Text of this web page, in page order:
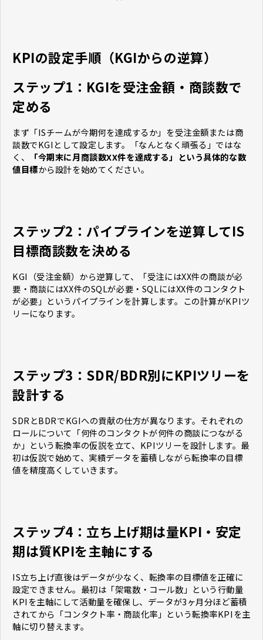
KPIの設定手順（KGIからの逆算）
ステップ1：KGIを受注金額・商談数で
定める
まず「ISチームが今期何を達成するか」を受注金額または商
談数でKGIとして設定します。「なんとなく頑張る」ではな
く、
「今期末に月商談数XX件を達成する」という具体的な数
値目標から設計を始めてください。
ステップ2：パイプラインを逆算してIS
目標商談数を決める
KGI（受注金額）から逆算して、「受注にはXX件の商談が必
要・商談にはXX件のSQLが必要・SQLにはXX件のコンタクト
が必要」というパイプラインを計算します。この計算がKPIツ
リーになります。
ステップ3：SDR/BDR別にKPIツリーを
設計する
SDRとBDRでKGIへの貢献の仕方が異なります。それぞれの
ロールについて「何件のコンタクトが何件の商談につながる
か」という転換率の仮説を立て、KPIツリーを設計します。最
初は仮説で始めて、実績データを蓄積しながら転換率の目標
値を精度高くしていきます。
ステップ4：立ち上げ期は量KPI・安定
期は質KPIを主軸にする
IS立ち上げ直後はデータが少なく、転換率の目標値を正確に
設定できません。最初は「架電数・コール数」という行動量
KPIを主軸にして活動量を確保し、データが3ヶ月分ほど蓄積
されてから「コンタクト率・商談化率」という転換率KPIを主
軸に切り替えます。